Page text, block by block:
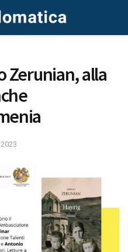
Zerunian, alla